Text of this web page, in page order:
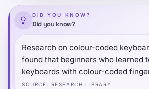
DID YOU KNOW?
Did you know?
Research on colour-coded
found that beginners who learned
keyboards with colour-coded
achieved automaticity measurably
SOURCE : RESEARCH LIBRARY